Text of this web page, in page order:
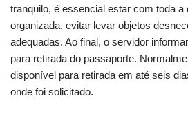
tranquilo, é essencial estar com toda a
organizada, evitar levar objetos
adequadas. Ao final, o servidor
para retirada do passaporte.
disponível para retirada em até seis
onde foi solicitado.